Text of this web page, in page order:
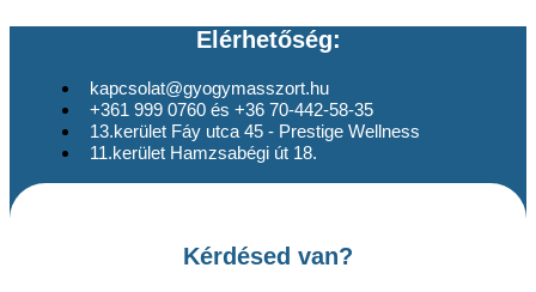
Elérhetőség:
kapcsolat@gyogymasszort.hu
+361 999 0760 és +36 70-442-58-35
13.kerület Fáy utca 45 - Prestige Wellness
11.kerület Hamzsabégi út 18.
Kérdésed van?